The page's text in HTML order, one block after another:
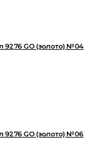
9276 GO (золото) №04
9276 GO (золото) №06